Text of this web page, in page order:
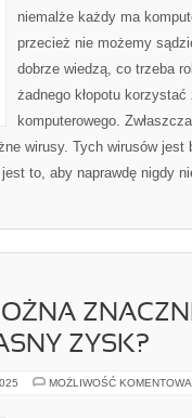
niemalże każdy ma
przecież nie możemy
dobrze wiedzą, co trzeba
żadnego kłopotu korzystać
komputerowego.
wirusy. Tych wirusów jest
to, aby naprawdę nigdy
ZYSK?
MOŻLIWOŚĆ